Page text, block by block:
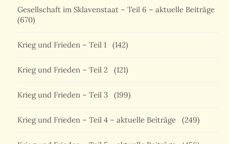
Gesellschaft im Sklavenstaat – Teil 6 – aktuelle Beiträge
(670)
Krieg und Frieden – Teil 1 (142)
Krieg und Frieden – Teil 2 (121)
Krieg und Frieden – Teil 3 (199)
Krieg und Frieden – Teil 4 – aktuelle Beiträge (249)